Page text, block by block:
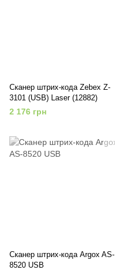
Сканер штрих-кода Zebex Z-
3101 (USB) Laser (12882)
2 176 грн
Сканер штрих-кода Argox AS-
8520 USB